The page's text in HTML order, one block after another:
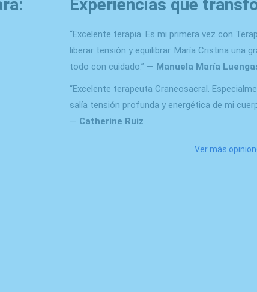
Experiencias que
“Excelente terapia. Es mi primera vez con
liberar tensión y equilibrar. María Cristina una
todo con cuidado.” — Manuela María
“Excelente terapeuta Craneosacral.
salía tensión profunda y energética de mi
— Catherine Ruiz
Ver más